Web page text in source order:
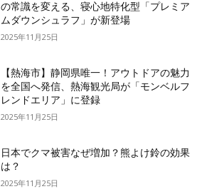
の常識を変える、寝心地特化型「プレミア
ムダウンシュラフ」が新登場
2025年11月25日
【熱海市】静岡県唯一！アウトドアの魅力
を全国へ発信、熱海観光局が「モンベルフ
レンドエリア」に登録
2025年11月25日
日本でクマ被害なぜ増加？熊よけ鈴の効果
は？
2025年11月25日